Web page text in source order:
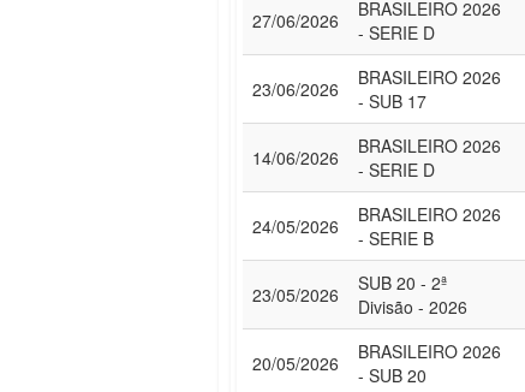
27/06/2026
BRASILEIRO 2026
- SERIE D
23/06/2026
BRASILEIRO 2026
- SUB 17
14/06/2026
BRASILEIRO 2026
- SERIE D
24/05/2026
BRASILEIRO 2026
- SERIE B
23/05/2026
SUB 20 - 2ª
Divisão - 2026
20/05/2026
BRASILEIRO 2026
- SUB 20